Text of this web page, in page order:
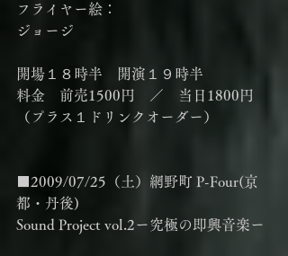
フライヤー絵：
ジョージ
開場１８時半　開演１９時半
料金　前売1500円　／　当日1800円
（プラス１ドリンクオーダー）
■2009/07/25（土）網野町 P-Four(京
都・丹後)
Sound Project vol.2ー究極の即興音楽ー